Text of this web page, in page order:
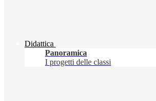
Didattica
Panoramica
I progetti delle classi